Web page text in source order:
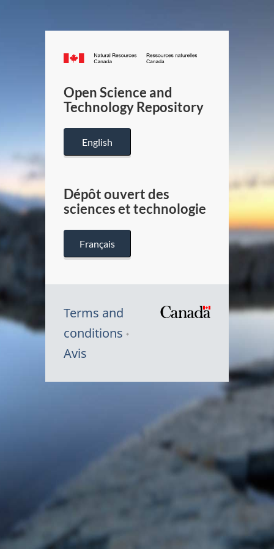
Canada.ca
/
Canada
Open Science and
Technology Repository
English
Dépôt ouvert des
sciences et technologie
Français
Terms and
conditions
Avis
du